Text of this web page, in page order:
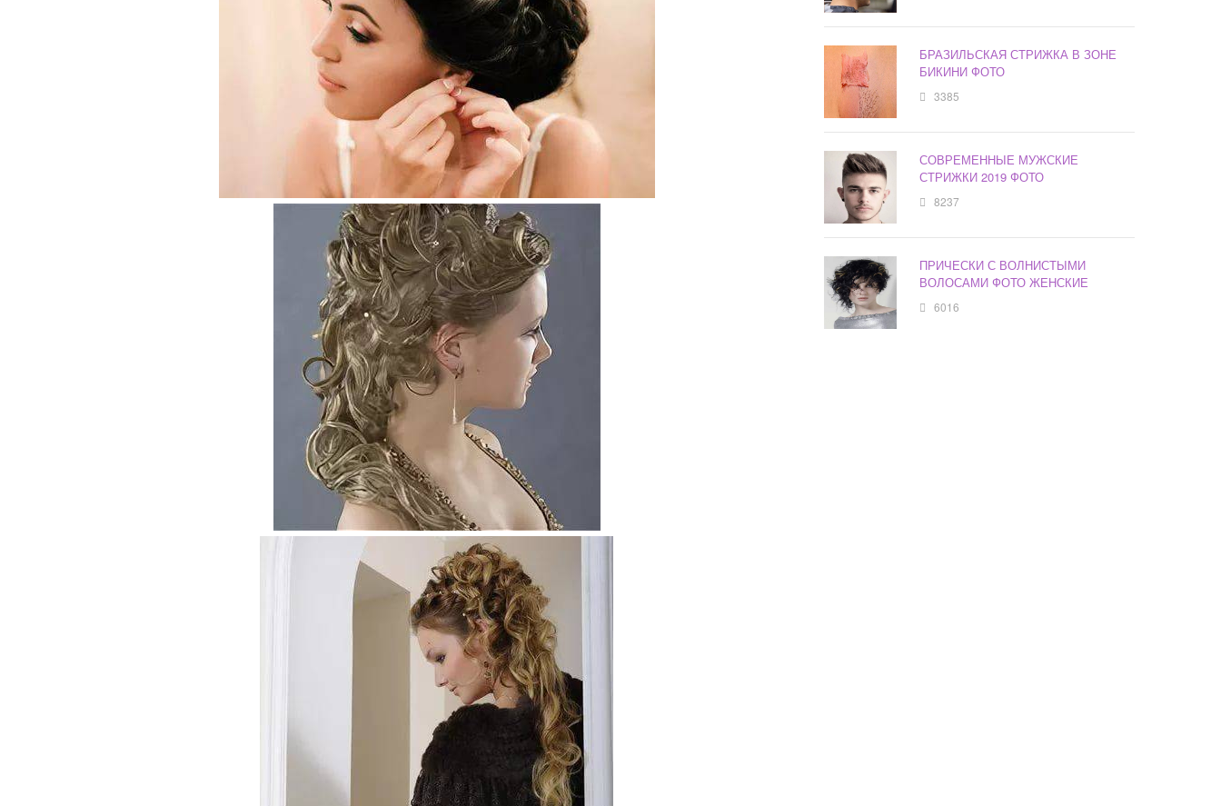
БРАЗИЛЬСКАЯ СТРИЖКА В ЗОНЕ
БИКИНИ ФОТО
3385
СОВРЕМЕННЫЕ МУЖСКИЕ
СТРИЖКИ 2019 ФОТО
8237
ПРИЧЕСКИ С ВОЛНИСТЫМИ
ВОЛОСАМИ ФОТО ЖЕНСКИЕ
6016